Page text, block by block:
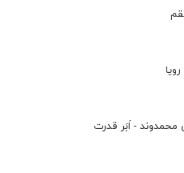
محمدوند - اَبَر قدرت